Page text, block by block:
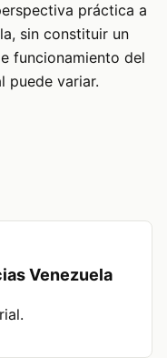
práctica a
sin constituir un
funcionamiento del
puede variar.
Venezuela